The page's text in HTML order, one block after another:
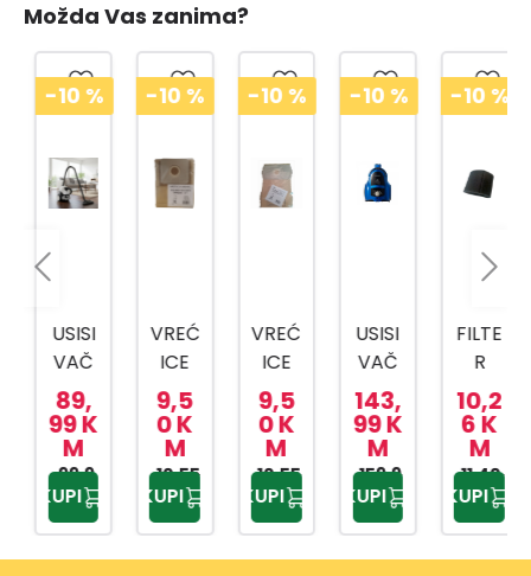
Možda Vas zanima?
-10%
USISI
VAČ
VC
1411
CXW
89,
99 K
M
99,9
9 KM
KUPI
-10%
VREĆ
ICE
ZA
USISI
VAČ
5/1
FIRST
5501
9,5
0 K
M
10,55
KM
KUPI
-10%
VREĆ
ICE
ZA
USISI
VAČ
5/1
COR
ONA
1150
9,5
0 K
M
10,55
KM
KUPI
-10%
USISI
VAČ
VCC
4550
V36/
BOL
143,
99 K
M
159,9
9 KM
KUPI
-10%
FILTE
USIS
AVA
CA
PA10
0S
12124
87
10,2
6 K
M
11,40
KM
KUPI